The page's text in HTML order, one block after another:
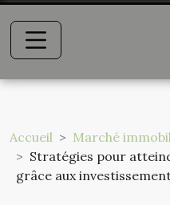
Accueil
Marché
Stratégies pour
grâce aux